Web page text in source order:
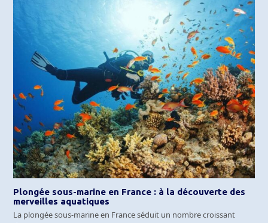
Plongée sous-marine en France : à la découverte des
merveilles aquatiques
La plongée sous-marine en France séduit un nombre croissant